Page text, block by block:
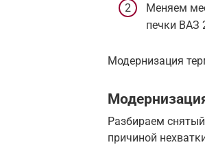
Меняем
печки ВАЗ
Модернизация
Разбираем
причиной